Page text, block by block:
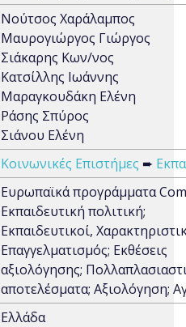
Νούτσος Χαράλαμπος
Μαυρογιώργος Γιώργος
Σιάκαρης Κων/νος
Κατσίλλης Ιωάννης
Μαραγκουδάκη Ελένη
Ράσης Σπύρος
Σιάνου Ελένη
Κοινωνικές Επιστήμες ➨
Ευρωπαϊκά προγράμματα
Εκπαιδευτική πολιτική;
Εκπαιδευτικοί,
Επαγγελματισμός; Εκθέσεις
αξιολόγησης;
αποτελέσματα; Αξιολόγηση;
Ελλάδα